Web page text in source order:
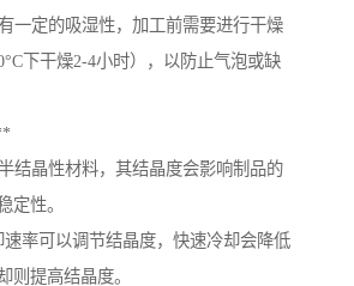
一定的吸湿性，加工前需要进行干燥
下干燥2-4小时），以防止气泡或缺
结晶性材料，其结晶度会影响制品的
定性。
率可以调节结晶度，快速冷却会降低
则提高结晶度。